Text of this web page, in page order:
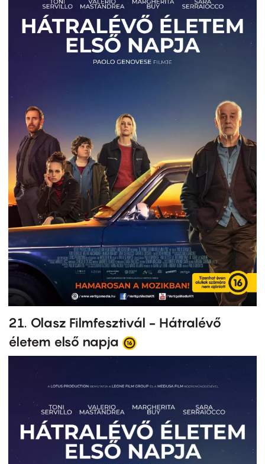
21. Olasz Filmfesztivál - Hátralévő
életem első napja